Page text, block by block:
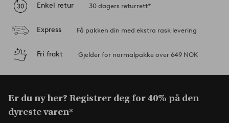
Enkel retur 30 dagers returrett*
Express Få pakken din med ekstra rask levering
Fri frakt Gjelder for normalpakke over 649 NOK
Er du ny her? Registrer deg for 40% på den
dyreste varen*